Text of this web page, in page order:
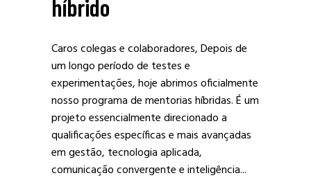
híbrido
Caros colegas e colaboradores, Depois de
um longo período de testes e
experimentações, hoje abrimos oficialmente
nosso programa de mentorias híbridas. É um
projeto essencialmente direcionado a
qualificações específicas e mais avançadas
em gestão, tecnologia aplicada,
comunicação convergente e inteligência...